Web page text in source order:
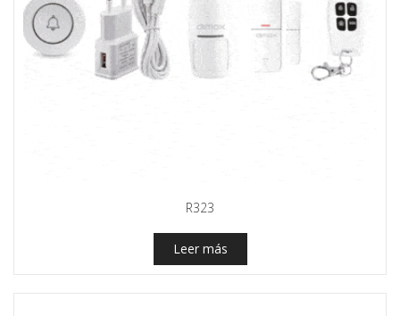
R323
Leer más